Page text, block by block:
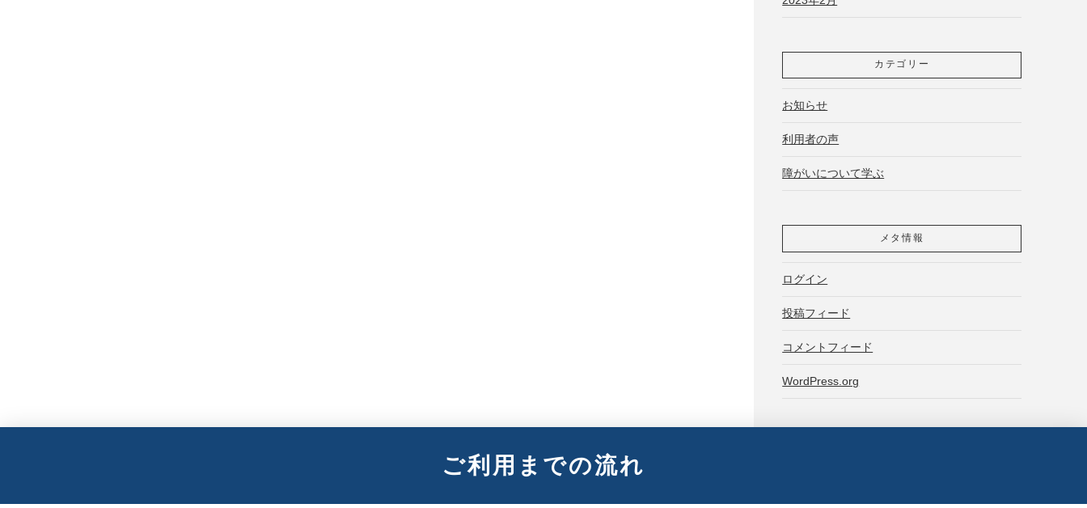
カテゴリー
お知らせ
利用者の声
障がいについて学ぶ
メタ情報
ログイン
投稿フィード
コメントフィード
WordPress.org
ご利用までの流れ